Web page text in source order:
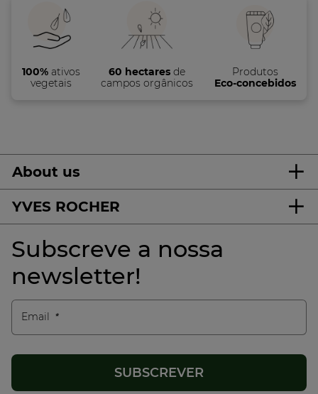
100%ativos
vegetais
60 hectares de
campos orgânicos
Produtos
Eco-concebidos
About us
YVES ROCHER
Subscreve a nossa
newsletter!
Email